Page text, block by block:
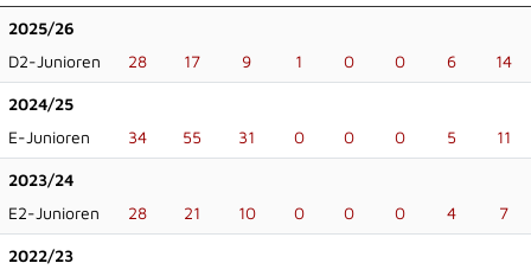
2025/26
D2-Junioren
28 17 9 1 0 0 6 14
2024/25
E-Junioren
34 55 31 0 0 0 5 11
2023/24
E2-Junioren
28 21 10 0 0 0 4 7
2022/23